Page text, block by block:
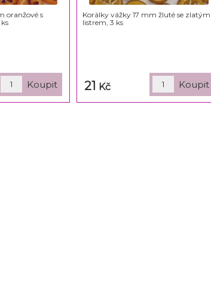
oranžové s
Korálky vážky 17 mm žluté se zlatým
listrem, 3 ks
21 Kč